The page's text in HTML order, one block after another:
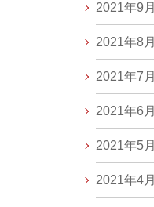
2021年9月
2021年8月
2021年7月
2021年6月
2021年5月
2021年4月